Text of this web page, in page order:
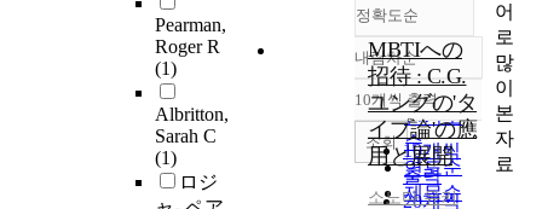
Pearman,
Roger R
(1)
Albritton,
Sarah C
(1)
ロジ
정확도순
정확도
순
인기도
순
연도순
제목순
내림차순
내림차순
10개씩 출력
10개씩
출력
20개씩
조회
MBTIへの
招待 : C.G.
ユングの'タ
イプ論'の應
用と展開
소노다 유키
어
로
많
이
본
자
료